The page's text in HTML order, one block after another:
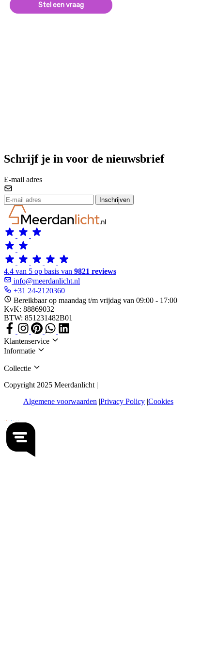
Stel een vraag
Schrijf je in voor de nieuwsbrief
E-mail adres
Inschrijven
4.4 van 5 op basis van 9821 reviews
info@meerdanlicht.nl
+31 24-2120360
Bereikbaar op maandag t/m vrijdag van 09:00 - 17:00
KvK: 88869032
BTW: 851231482B01
Klantenservice
Informatie
Collectie
Copyright 2025 Meerdanlicht |
Algemene voorwaarden Privacy Policy Cookies